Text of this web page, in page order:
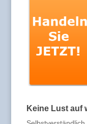
Keine Lust auf